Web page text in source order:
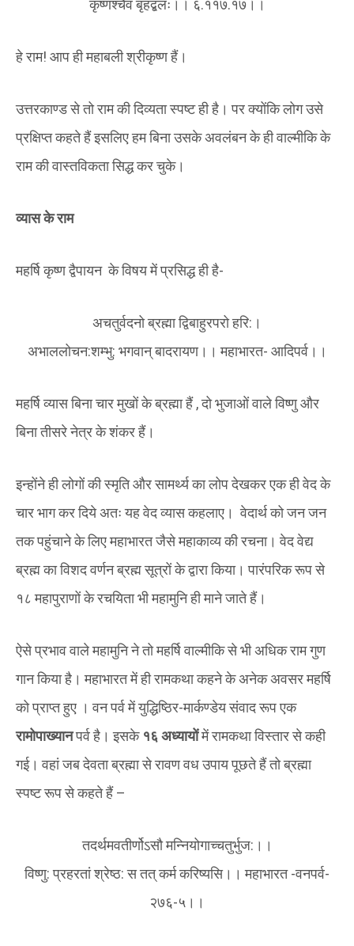
कृष्णश्चैव बृहद्बलः।। ६.११७.१७।।
हे राम! आप ही महाबली श्रीकृष्ण हैं।
उत्तरकाण्ड से तो राम की दिव्यता स्पष्ट ही है। पर क्योंकि लोग उसे
प्रक्षिप्त कहते हैं इसलिए हम बिना उसके अवलंबन के ही वाल्मीकि के
राम की वास्तविकता सिद्ध कर चुके।
व्यास के राम
महर्षि कृष्ण द्वैपायन के विषय में प्रसिद्ध ही है-
अचतुर्वदनो ब्रह्मा द्विबाहुरपरो हरि:।
अभाललोचन:शम्भु: भगवान् बादरायण।। महाभारत- आदिपर्व।।
महर्षि व्यास बिना चार मुखों के ब्रह्मा हैं , दो भुजाओं वाले विष्णु और
बिना तीसरे नेत्र के शंकर हैं।
इन्होंने ही लोगों की स्मृति और सामर्थ्य का लोप देखकर एक ही वेद के
चार भाग कर दिये अतः यह वेद व्यास कहलाए। वेदार्थ को जन जन
तक पहुंचाने के लिए महाभारत जैसे महाकाव्य की रचना। वेद वेद्य
ब्रह्म का विशद वर्णन ब्रह्म सूत्रों के द्वारा किया। पारंपरिक रूप से
१८ महापुराणों के रचयिता भी महामुनि ही माने जाते हैं।
ऐसे प्रभाव वाले महामुनि ने तो महर्षि वाल्मीकि से भी अधिक राम गुण
गान किया है। महाभारत में ही रामकथा कहने के अनेक अवसर महर्षि
को प्राप्त हुए । वन पर्व में युद्धिष्ठिर-मार्कण्डेय संवाद रूप एक
रामोपाख्यानपर्व है। इसके १६ अध्यायोंमें रामकथा विस्तार से कही
गई। वहां जब देवता ब्रह्मा से रावण वध उपाय पूछते हैं तो ब्रह्मा
स्पष्ट रूप से कहते हैं –
तदर्थमवतीर्णोऽसौ मन्नियोगाच्चतुर्भुज:।।
विष्णु: प्रहरतां श्रेष्ठ: स तत् कर्म करिष्यसि।। महाभारत -वनपर्व-
२७६-५।।